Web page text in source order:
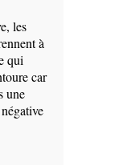
les
à
qui
car
une